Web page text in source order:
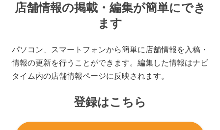
店舗情報の掲載・編集が簡単にでき
ます
パソコン、スマートフォンから簡単に店舗情報を入稿・
情報の更新を行うことができます。編集した情報はナビ
タイム内の店舗情報ページに反映されます。
登録はこちら